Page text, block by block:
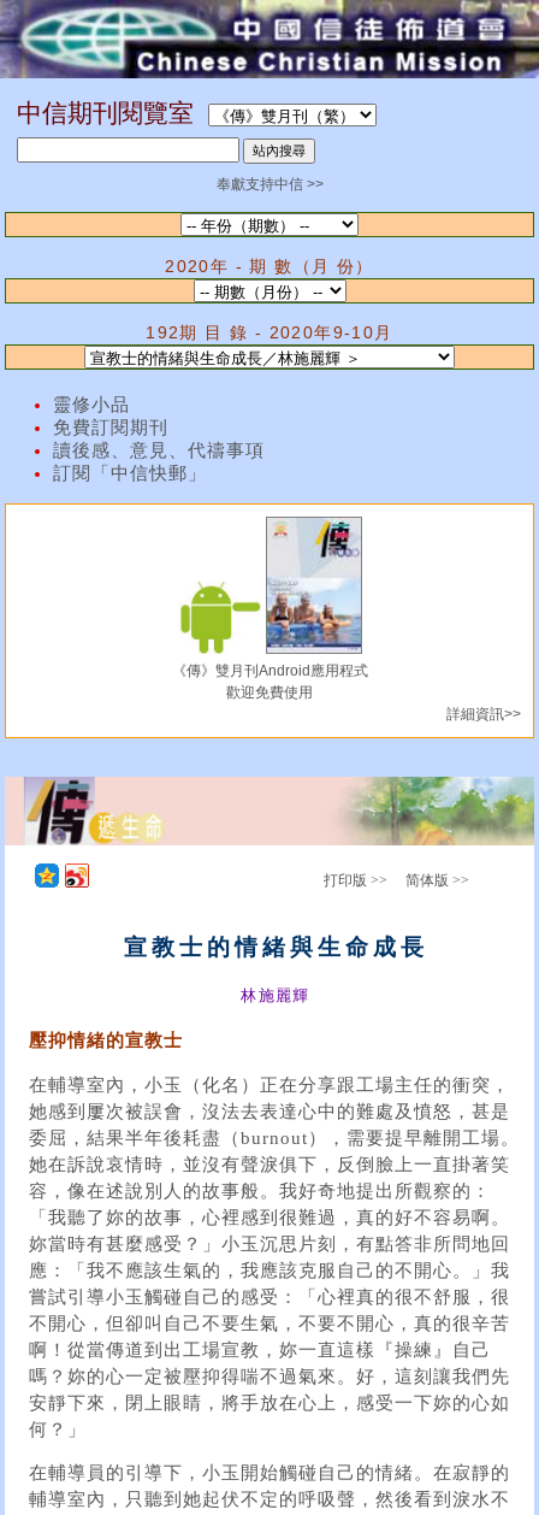
中信期刊閱覽室
奉獻支持中信 >>
2020年 - 期 數（月 份）
192期 目 錄 - 2020年9-10月
靈修小品
免費訂閱期刊
讀後感、意見、代禱事項
訂閱「中信快郵」
《傳》雙月刊Android應用程式
歡迎免費使用
詳細資訊>>
打印版 >> 简体版 >>
宣教士的情緒與生命成長
林施麗輝
壓抑情緒的宣教士
在輔導室內，小玉（化名）正在分享跟工場主任的衝突，
她感到屢次被誤會，沒法去表達心中的難處及憤怒，甚是
委屈，結果半年後耗盡（burnout），需要提早離開工場。
她在訴說哀情時，並沒有聲淚俱下，反倒臉上一直掛著笑
容，像在述說別人的故事般。我好奇地提出所觀察的：
「我聽了妳的故事，心裡感到很難過，真的好不容易啊。
妳當時有甚麼感受？」小玉沉思片刻，有點答非所問地回
應：「我不應該生氣的，我應該克服自己的不開心。」我
嘗試引導小玉觸碰自己的感受：「心裡真的很不舒服，很
不開心，但卻叫自己不要生氣，不要不開心，真的很辛苦
啊！從當傳道到出工場宣教，妳一直這樣『操練』自己
嗎？妳的心一定被壓抑得喘不過氣來。好，這刻讓我們先
安靜下來，閉上眼睛，將手放在心上，感受一下妳的心如
何？」
在輔導員的引導下，小玉開始觸碰自己的情緒。在寂靜的
輔導室內，只聽到她起伏不定的呼吸聲，然後看到淚水不